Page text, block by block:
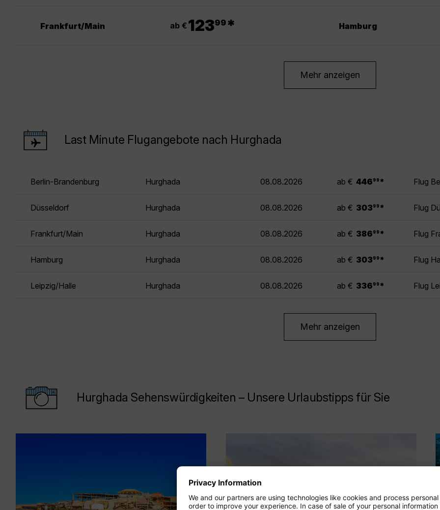
Frankfurt/Main ab € 12399 * Hamburg
Mehr anzeigen
Last Minute Flugangebote nach Hurghada
Berlin-Brandenburg Hurghada 08.08.2026 ab € 446 99 * Flug
Düsseldorf Hurghada 08.08.2026 ab € 303 99 * Flug
Frankfurt/Main Hurghada 08.08.2026 ab € 386 99 * Flug
Hamburg Hurghada 08.08.2026 ab € 303 99 * Flug
Leipzig/Halle Hurghada 08.08.2026 ab € 336 99 * Flug
Mehr anzeigen
Hurghada Sehenswürdigkeiten – Unsere Urlaubstipps für Sie